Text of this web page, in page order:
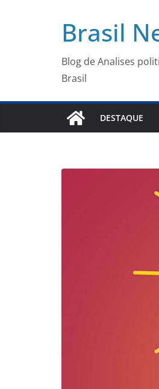
Brasil
Blog de Analises
Brasil
DESTAQUE